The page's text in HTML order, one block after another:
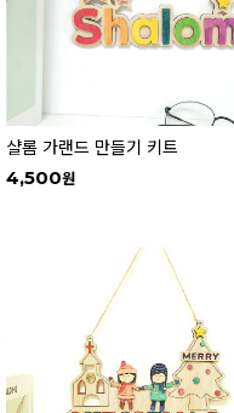
샬롬 가랜드 만들기 키트
4,500